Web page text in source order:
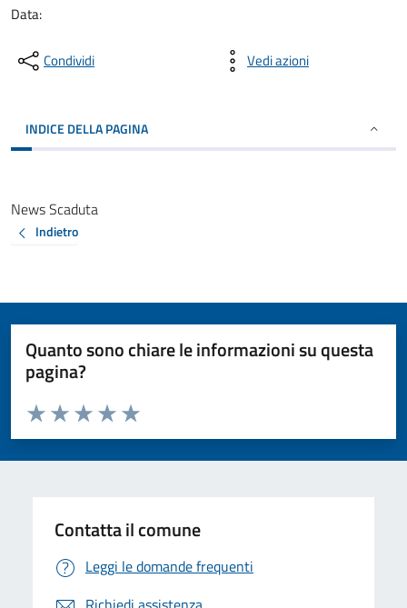
Data:
Condividi Vedi azioni
INDICE DELLA PAGINA
News Scaduta
Indietro
Quanto sono chiare le informazioni su questa
pagina?
Valuta da 1 a 5 stelle la pagina
Valuta 5 stelle su 5
Valuta 4 stelle su 5
Valuta 3 stelle su 5
Valuta 2 stelle su 5
Valuta 1 stelle su 5
Contatta il comune
Leggi le domande frequenti